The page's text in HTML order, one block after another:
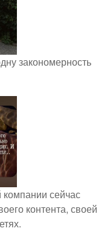
закономерность
компании сейчас
контента, своей